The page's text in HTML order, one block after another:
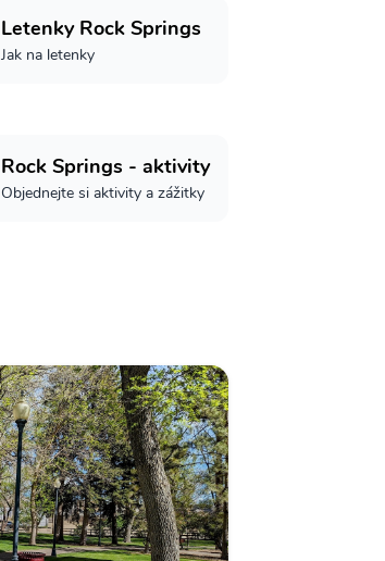
Letenky Rock Springs
Jak na letenky
Rock Springs - aktivity
Objednejte si aktivity a zážitky